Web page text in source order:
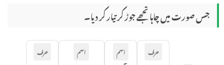
جس صورت میں چاہا تجھے جوڑ کر تیار کر دیا۔
حرف
اسم
اسم
حرف